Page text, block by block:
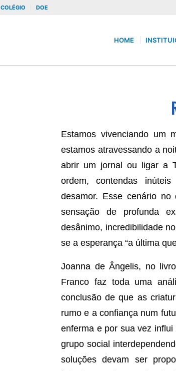
COLÉGIO DOE
HOME
Estamos vivenciando um
estamos atravessando a
abrir um jornal ou ligar a
ordem, contendas
desamor. Esse cenário
sensação de profunda
desânimo, incredibilidade
se a esperança “a última
Joanna de Ângelis, no
Franco faz toda uma
conclusão de que as
rumo e a confiança num
enferma e por sua vez
grupo social
soluções devam ser